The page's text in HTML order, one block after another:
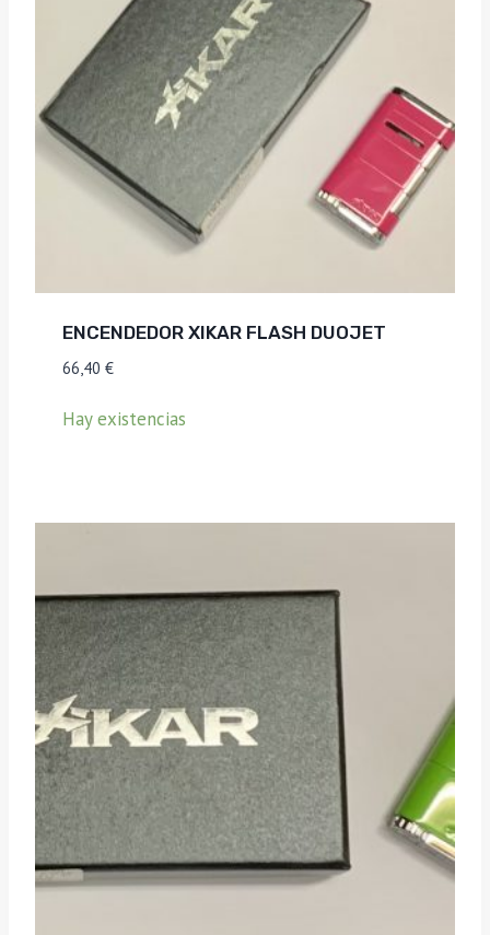
ENCENDEDOR XIKAR FLASH DUOJET
66,40 €
Hay existencias